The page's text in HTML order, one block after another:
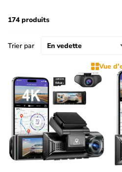
fonctionne également comme
recul pour ta Dacia. Les dashcam
disposent d'une caméra de recul
lunette arrière ou le pare-chocs. Si
écran LCD, elle sert également de
dashcam par '2CH' et 'Avec écran
dashcam qui peuvent servir de
174 produits
Vue
Trier par